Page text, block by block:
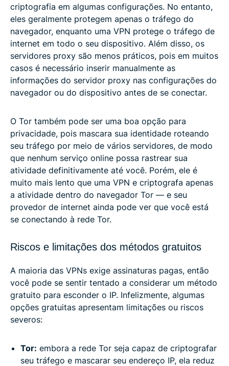
criptografia em algumas configurações. No entanto,
eles geralmente protegem apenas o tráfego do
navegador, enquanto uma VPN protege o tráfego de
internet em todo o seu dispositivo. Além disso, os
servidores proxy são menos práticos, pois em muitos
casos é necessário inserir manualmente as
informações do servidor proxy nas configurações do
navegador ou do dispositivo antes de se conectar.
O Tor também pode ser uma boa opção para
privacidade, pois mascara sua identidade roteando
seu tráfego por meio de vários servidores, de modo
que nenhum serviço online possa rastrear sua
atividade definitivamente até você. Porém, ele é
muito mais lento que uma VPN e criptografa apenas
a atividade dentro do navegador Tor — e seu
provedor de internet ainda pode ver que você está
se conectando à rede Tor.
Riscos e limitações dos métodos gratuitos
A maioria das VPNs exige assinaturas pagas, então
você pode se sentir tentado a considerar um método
gratuito para esconder o IP. Infelizmente, algumas
opções gratuitas apresentam limitações ou riscos
severos:
Tor: embora a rede Tor seja capaz de criptografar
seu tráfego e mascarar seu endereço IP, ela reduz